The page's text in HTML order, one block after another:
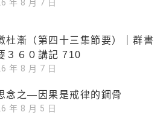
年 8 月 7 日
杜漸（第四十三集節要）｜群書
３６０講記 710
年 8 月 7 日
念之—因果是戒律的鋼骨
年 8 月 5 日